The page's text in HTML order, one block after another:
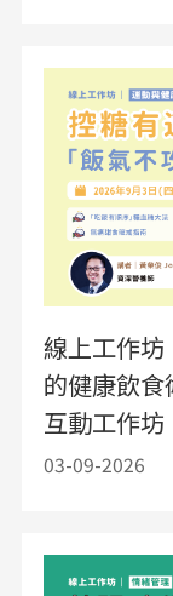
線上工作坊
的健康飲食
互動工作坊
03-09-2026